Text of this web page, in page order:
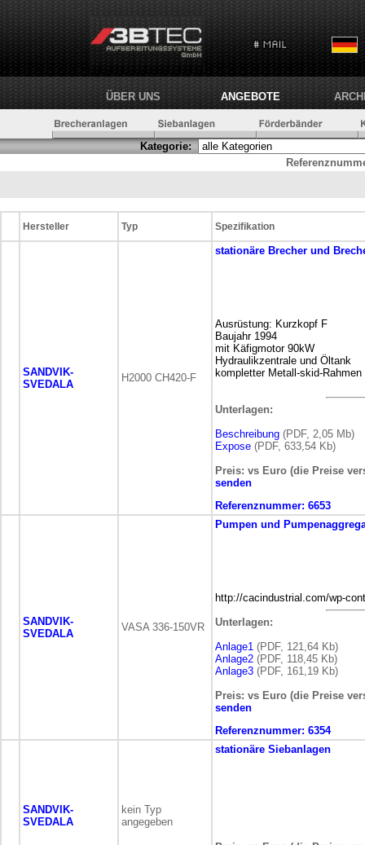
ÜBER UNS ANGEBOTE
Kategorie:
Hersteller Typ Spezifikation
SANDVIK-
SVEDALA
H2000 CH420-F
stationäre Brecher und
Ausrüstung: Kurzkopf F
Baujahr 1994
mit Käfigmotor 90kW
Hydraulikzentrale und Öltank
kompletter Metall-skid-Rahmen
Unterlagen:
Beschreibung (PDF, 2,05 Mb)
Expose (PDF, 633,54 Kb)
Preis: vs Euro (die Preise
senden
Referenznummer: 6653
SANDVIK-
SVEDALA
VASA 336-150VR
Pumpen und
http://cacindustrial.com/wp-
Unterlagen:
Anlage1 (PDF, 121,64 Kb)
Anlage2 (PDF, 118,45 Kb)
Anlage3 (PDF, 161,19 Kb)
Preis: vs Euro (die Preise
senden
Referenznummer: 6354
SANDVIK-
SVEDALA
kein Typ
angegeben
stationäre Siebanlagen